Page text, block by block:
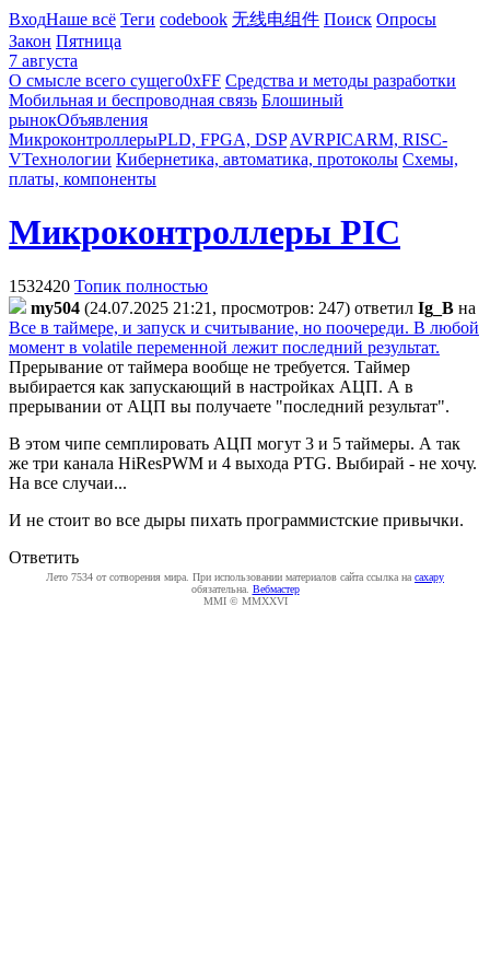
ВходНаше всё Теги codebook 无线电组件 Поиск Опросы
Закон Пятница
7 августа
О смысле всего сущего0xFF Средства и методы разработки
Мобильная и беспроводная связь Блошиный
рынокОбъявления
МикроконтроллерыPLD, FPGA, DSP AVRPICARM, RISC-
VТехнологии Кибернетика, автоматика, протоколы Схемы,
платы, компоненты
Микроконтроллеры PIC
1532420 Топик полностью
my504 (24.07.2025 21:21, просмотров: 247) ответил Ig_B на
Все в таймере, и запуск и считывание, но поочереди. В любой
момент в volatile переменной лежит последний результат.
Прерывание от таймера вообще не требуется. Таймер
выбирается как запускающий в настройках АЦП. А в
прерывании от АЦП вы получаете "последний результат".
В этом чипе семплировать АЦП могут 3 и 5 таймеры. А так
же три канала HiResPWM и 4 выхода PTG. Выбирай - не хочу.
На все случаи...
И не стоит во все дыры пихать программистские привычки.
Ответить
Лето 7534 от сотворения мира. При использовании материалов сайта ссылка на caxapу
обязательна. Вебмастер
MMI © MMXXVI